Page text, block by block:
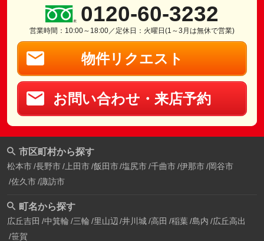
0120-60-3232
営業時間：10:00～18:00／定休日：火曜日(1～3月は無休で営業)
物件リクエスト
お問い合わせ・来店予約
市区町村から探す
松本市 長野市 上田市 飯田市 塩尻市 千曲市 伊那市 岡谷市
佐久市 諏訪市
町名から探す
広丘吉田 中箕輪 三輪 里山辺 井川城 高田 稲葉 島内 広丘高出
笹賀